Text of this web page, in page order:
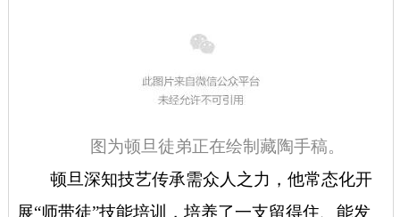
图为顿旦徒弟正在绘制藏陶手稿。
顿旦深知技艺传承需众人之力，他常态化开
展“师带徒”技能培训，培养了一支留得住、能发